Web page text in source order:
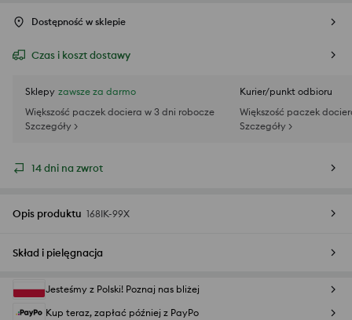
Dostępność w sklepie
Czas i koszt dostawy
Sklepy zawsze za darmo
Większość paczek dociera w 3 dni robocze
Szczegóły >
Kurier/punkt odbioru
Większość paczek
Szczegóły >
14 dni na zwrot
Opis produktu 168IK-99X
Skład i pielęgnacja
Jesteśmy z Polski! Poznaj nas bliżej
Kup teraz, zapłać później z PayPo